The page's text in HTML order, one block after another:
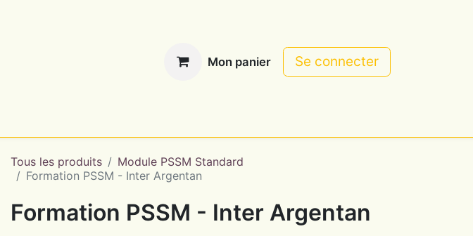
Mon panier Se connecter
Tous les produits
Module PSSM Standard
Formation PSSM - Inter Argentan
Formation PSSM - Inter Argentan